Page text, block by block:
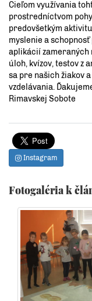
Cieľom využívania
prostredníctvom
predovšetkým
myslenie a
aplikácií zameraných
úloh, kvízov, testov z
sa pre našich žiakov
vzdelávania.
Rimavskej Sobote
Instagram
Fotogaléria k